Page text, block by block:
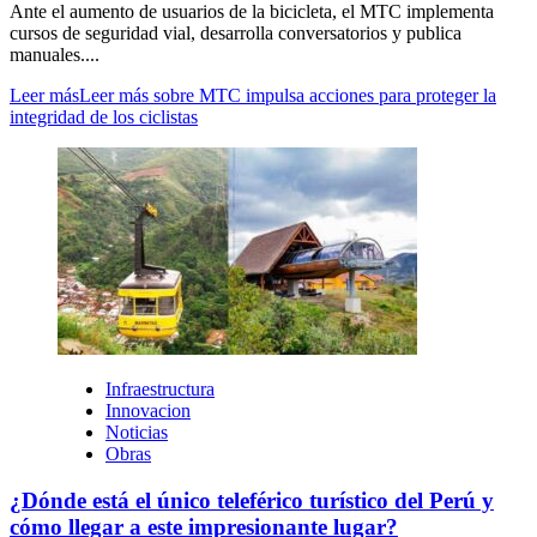
Ante el aumento de usuarios de la bicicleta, el MTC implementa
cursos de seguridad vial, desarrolla conversatorios y publica
manuales....
Leer másLeer más sobre MTC impulsa acciones para proteger la
integridad de los ciclistas
Infraestructura
Innovacion
Noticias
Obras
¿Dónde está el único teleférico turístico del Perú y
cómo llegar a este impresionante lugar?